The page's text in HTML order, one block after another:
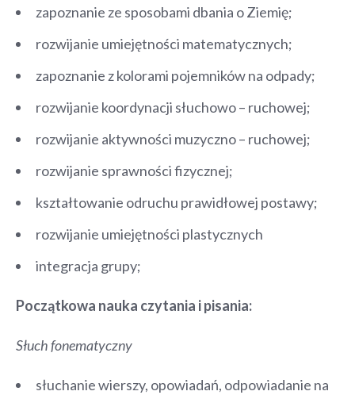
zapoznanie ze sposobami dbania o Ziemię;
rozwijanie umiejętności matematycznych;
zapoznanie z kolorami pojemników na odpady;
rozwijanie koordynacji słuchowo – ruchowej;
rozwijanie aktywności muzyczno – ruchowej;
rozwijanie sprawności fizycznej;
kształtowanie odruchu prawidłowej postawy;
rozwijanie umiejętności plastycznych
integracja grupy;
Początkowa nauka czytania i pisania:
Słuch fonematyczny
słuchanie wierszy, opowiadań, odpowiadanie na